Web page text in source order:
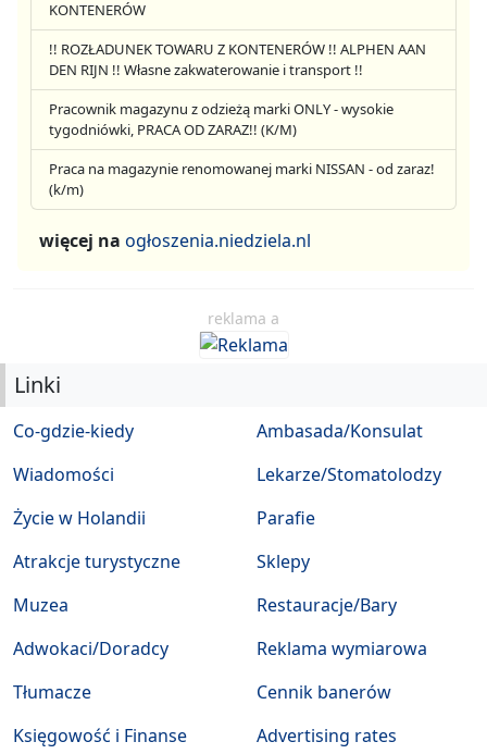
KONTENERÓW
!! ROZŁADUNEK TOWARU Z KONTENERÓW !! ALPHEN AAN
DEN RIJN !! Własne zakwaterowanie i transport !!
Pracownik magazynu z odzieżą marki ONLY - wysokie
tygodniówki, PRACA OD ZARAZ!! (K/M)
Praca na magazynie renomowanej marki NISSAN - od zaraz!
(k/m)
więcej na ogłoszenia.niedziela.nl
reklama a
Linki
Co-gdzie-kiedy
Wiadomości
Życie w Holandii
Atrakcje turystyczne
Muzea
Ambasada/Konsulat
Lekarze/Stomatolodzy
Parafie
Sklepy
Restauracje/Bary
Adwokaci/Doradcy
Tłumacze
Księgowość i Finanse
Reklama wymiarowa
Cennik banerów
Advertising rates